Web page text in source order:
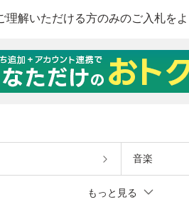
音楽
もっと見る